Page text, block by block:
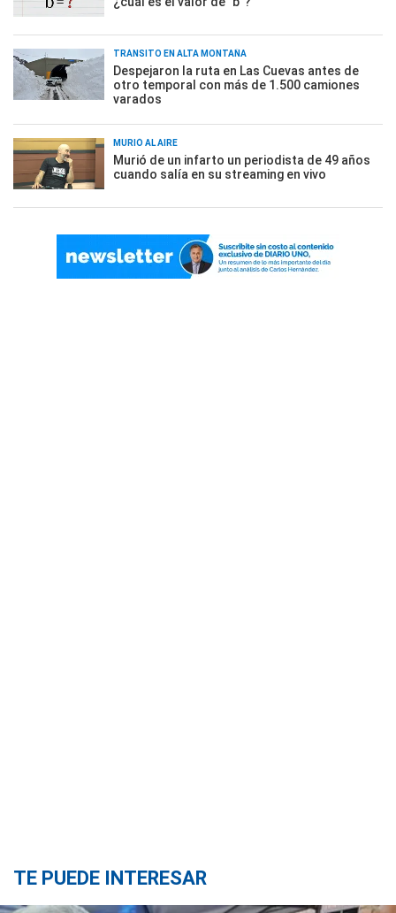
TRÁNSITO EN ALTA MONTAÑA
Despejaron la ruta en Las Cuevas antes de
otro temporal con más de 1.500 camiones
varados
MURIÓ AL AIRE
Murió de un infarto un periodista de 49 años
cuando salía en su streaming en vivo
TE PUEDE INTERESAR